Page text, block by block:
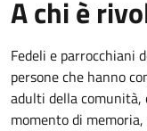
A chi è
Fedeli e parrocchiani
persone che hanno
adulti della comunità,
momento di